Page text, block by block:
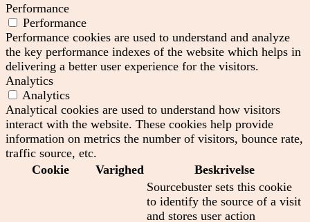
Performance
Performance
Performance cookies are used to understand and analyze
the key performance indexes of the website which helps in
delivering a better user experience for the visitors.
Analytics
Analytics
Analytical cookies are used to understand how visitors
interact with the website. These cookies help provide
information on metrics the number of visitors, bounce rate,
traffic source, etc.
Cookie
Varighed
Beskrivelse
Sourcebuster sets this cookie
to identify the source of a visit
and stores user action